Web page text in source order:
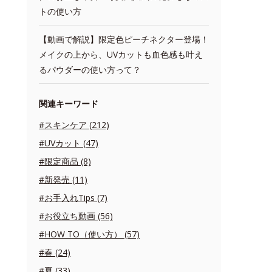
トの使い方
【動画で解説】限定色ピーチネクター登場！
メイクの上から、UVカットも血色感も叶え
るパウダーの使い方って？
関連キーワード
#スキンケア (212)
#UVカット (47)
#限定商品 (8)
#新発売 (11)
#お手入れTips (7)
#お役立ち動画 (56)
#HOW TO（使い方） (57)
#春 (24)